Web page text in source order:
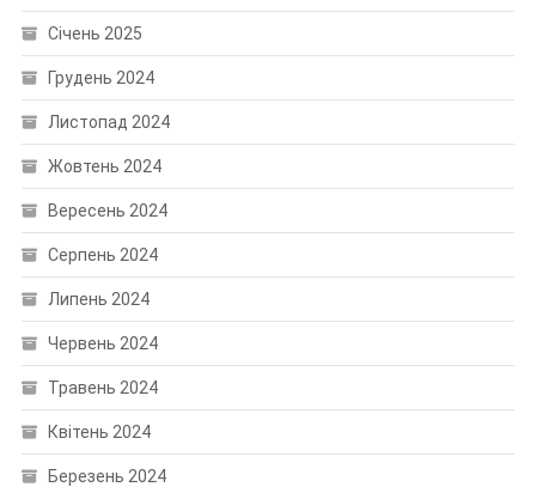
Січень 2025
Грудень 2024
Листопад 2024
Жовтень 2024
Вересень 2024
Серпень 2024
Липень 2024
Червень 2024
Травень 2024
Квітень 2024
Березень 2024